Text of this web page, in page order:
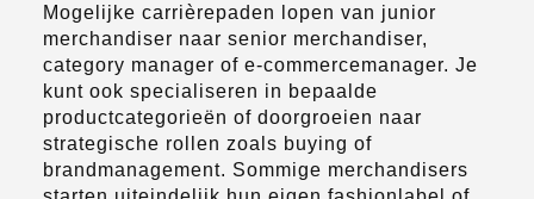
Mogelijke carrièrepaden lopen van junior
merchandiser naar senior merchandiser,
category manager of e-commercemanager. Je
kunt ook specialiseren in bepaalde
productcategorieën of doorgroeien naar
strategische rollen zoals buying of
brandmanagement. Sommige merchandisers